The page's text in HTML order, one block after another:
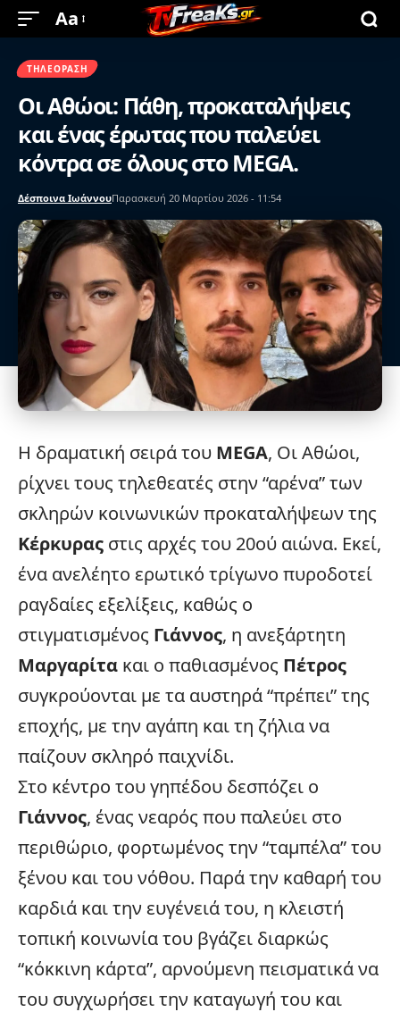
Aa
ΤΗΛΕΌΡΑΣΗ
Οι Αθώοι: Πάθη, προκαταλήψεις
και ένας έρωτας που παλεύει
κόντρα σε όλους στο MEGA.
Δέσποινα ΙωάννουΠαρασκευή 20 Μαρτίου 2026 - 11:54
Η δραματική σειρά του MEGA, Οι Αθώοι,
ρίχνει τους τηλεθεατές στην “αρένα” των
σκληρών κοινωνικών προκαταλήψεων της
Κέρκυρας στις αρχές του 20ού αιώνα. Εκεί,
ένα ανελέητο ερωτικό τρίγωνο πυροδοτεί
ραγδαίες εξελίξεις, καθώς ο
στιγματισμένος Γιάννος, η ανεξάρτητη
Μαργαρίτα και ο παθιασμένος Πέτρος
συγκρούονται με τα αυστηρά “πρέπει” της
εποχής, με την αγάπη και τη ζήλια να
παίζουν σκληρό παιχνίδι.
Στο κέντρο του γηπέδου δεσπόζει ο
Γιάννος, ένας νεαρός που παλεύει στο
περιθώριο, φορτωμένος την “ταμπέλα” του
ξένου και του νόθου. Παρά την καθαρή του
καρδιά και την ευγένειά του, η κλειστή
τοπική κοινωνία του βγάζει διαρκώς
“κόκκινη κάρτα”, αρνούμενη πεισματικά να
του συγχωρήσει την καταγωγή του και